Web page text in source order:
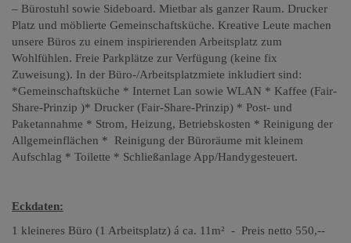
– Bürostuhl sowie Sideboard. Mietbar als ganzer Raum. Drucker
Platz und möblierte Gemeinschaftsküche. Kreative Leute machen
unsere Büros zu einem inspirierenden Arbeitsplatz zum
Wohlfühlen. Freie Parkplätze zur Verfügung (keine fix
Zuweisung). In der Büro-/Arbeitsplatzmiete inkludiert sind:
*Gemeinschaftsküche * Internet Lan sowie WLAN * Kaffee (Fair-
Share-Prinzip )* Drucker (Fair-Share-Prinzip) * Post- und
Paketannahme * Strom, Heizung, Betriebskosten * Reinigung der
Allgemeinflächen * Reinigung der Büroräume mit kleinem
Aufschlag * Toilette * Schließanlage App/Handygesteuert.
Eckdaten:
1 kleineres Büro (1 Arbeitsplatz) á ca. 11m² - Preis netto 550,--